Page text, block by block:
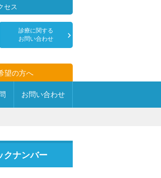
セス
診療に関する
お問い合わせ
望の方へ
お問い合わせ
ター・専門病棟
クナンバー